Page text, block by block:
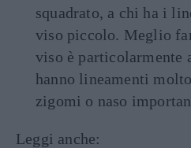
squadrato, a chi ha i
viso piccolo. Meglio
viso è particolarmente
hanno lineamenti
zigomi o naso
Leggi anche: